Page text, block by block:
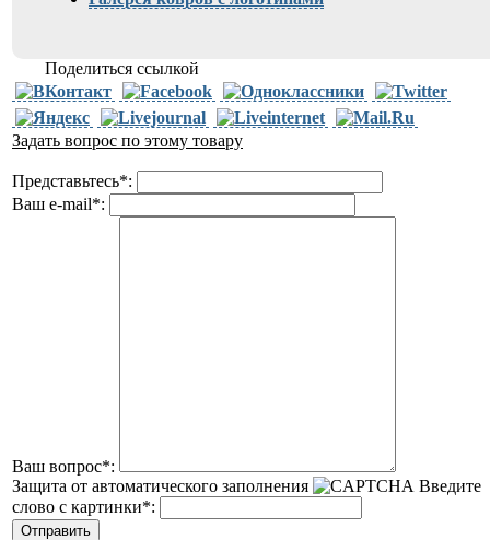
Поделиться ссылкой
Задать вопрос по этому товару
Представьтесь*:
Ваш e-mail*:
Ваш вопрос*:
Защита от автоматического заполнения
Введите
слово с картинки*: